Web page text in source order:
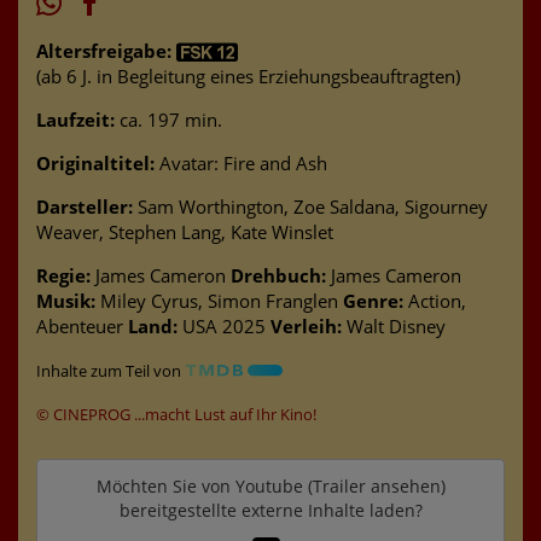
Altersfreigabe:
(ab 6 J. in Begleitung eines Erziehungsbeauftragten)
Laufzeit: ca. 197 min.
Originaltitel: Avatar: Fire and Ash
Darsteller: Sam Worthington, Zoe Saldana, Sigourney
Weaver, Stephen Lang, Kate Winslet
Regie: James Cameron Drehbuch: James Cameron
Musik: Miley Cyrus, Simon Franglen Genre: Action,
Abenteuer Land: USA 2025 Verleih: Walt Disney
Inhalte zum Teil von
© CINEPROG ...macht Lust auf Ihr Kino!
Möchten Sie von Youtube (Trailer ansehen)
bereitgestellte externe Inhalte laden?